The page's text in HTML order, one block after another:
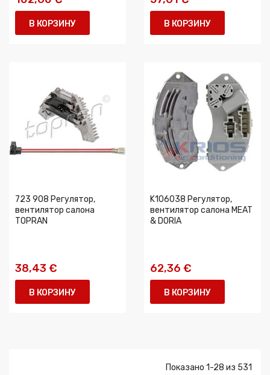
В КОРЗИНУ В КОРЗИНУ
723 908 Регулятор,
вентилятор салона
TOPRAN
38,43 €
В КОРЗИНУ
K106038 Регулятор,
вентилятор салона MEAT
& DORIA
62,36 €
В КОРЗИНУ
Показано 1-28 из 531